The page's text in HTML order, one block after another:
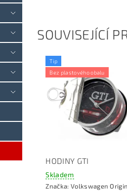
SOUVISEJÍCÍ
Tip
Bez plastového obalu
HODINY GTI
Skladem
Značka: Volkswagen